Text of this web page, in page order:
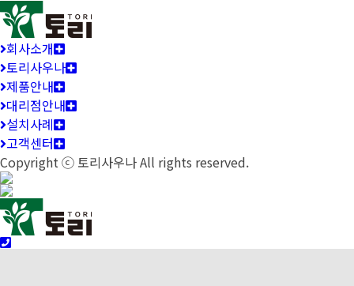
회사소개
토리사우나
제품안내
대리점안내
설치사례
고객센터
Copyright ⓒ 토리사우나All rights reserved.